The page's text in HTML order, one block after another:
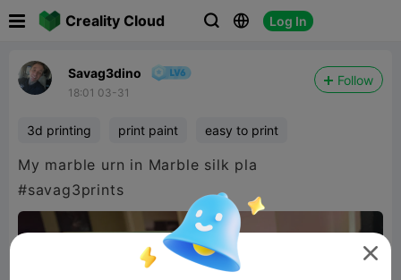
Creality Cloud   Log In
Savag3dino
18:01 03-31
Follow
3d printing print paint easy to print
My marble urn in Marble silk pla
#savag3prints
